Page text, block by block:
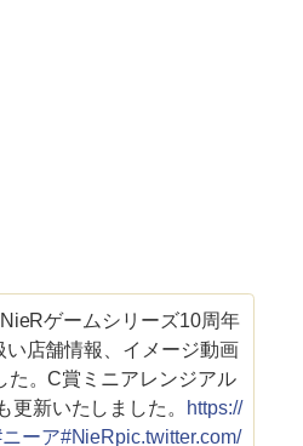
ゲームシリーズ10周年
店舗情報、イメージ動画
た。C賞ミニアレンジアル
更新いたしました。 https://
ーア#NieRpic.twitter.com/